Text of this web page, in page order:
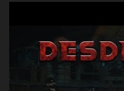
pa más pues hay charola les
otra Música Surcando bien
los lados aquel que no corre
Ya pasé varias hazañas ya
de este León los estatales no